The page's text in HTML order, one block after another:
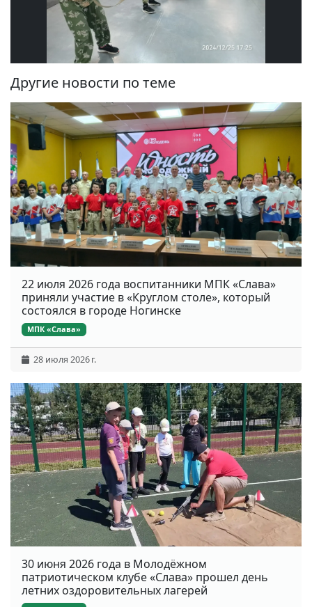
Другие новости по теме
22 июля 2026 года воспитанники МПК «Слава»
приняли участие в «Круглом столе», который
состоялся в городе Ногинске
МПК «Слава»
28 июля 2026 г.
30 июня 2026 года в Молодёжном
патриотическом клубе «Слава» прошел день
летних оздоровительных лагерей